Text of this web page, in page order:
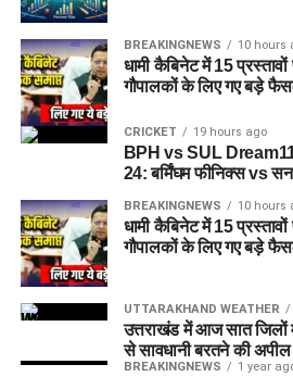
BREAKINGNEWS 10 hours
धामी कैबिनेट में 15
गौपालकों के लिए गए बड़े
CRICKET 19 hours ago
BPH vs SUL
24: बर्मिंघम फीनिक्स vs
BREAKINGNEWS 10 hours
धामी कैबिनेट में 15
गौपालकों के लिए गए बड़े
UTTARAKHAND WEATHER
उत्तराखंड में आज सात जिलों
से सावधानी बरतने की अपील
BREAKINGNEWS 1 year